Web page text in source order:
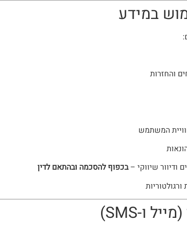
והחזרות
המשתמש
ודיוור שיווקי –בכפוף להסכמה ובהתאם לדין